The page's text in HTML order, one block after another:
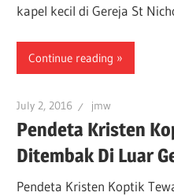
kapel kecil di Gereja St
Continue reading
July 2, 2016 jmw
Pendeta Kristen
Ditembak Di Luar
Pendeta Kristen Koptik